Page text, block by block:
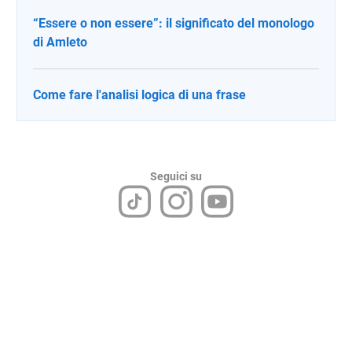
“Essere o non essere”: il significato del monologo
di Amleto
Come fare l'analisi logica di una frase
Seguici su